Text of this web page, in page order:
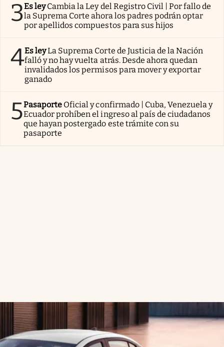
3Es ley Cambia la Ley del Registro Civil | Por fallo de
la Suprema Corte ahora los padres podrán optar
por apellidos compuestos para sus hijos
4Es leyLa Suprema Corte de Justicia de la Nación
falló y no hay vuelta atrás. Desde ahora quedan
invalidados los permisos para mover y exportar
ganado
5Pasaporte Oficial y confirmado | Cuba, Venezuela y
Ecuador prohíben el ingreso al país de ciudadanos
que hayan postergado este trámite con su
pasaporte